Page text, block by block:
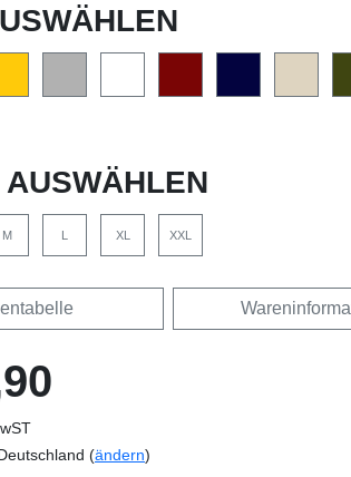
M L XL XXL
(ändern)